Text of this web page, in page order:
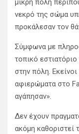
μικρή πόλη
νεκρό της σώμα
προκάλεσαν τον
Σύμφωνα με
τοπικό
στην πόλη.
αφιερώματα στο
αγάπησαν».
Δεν έχουν
ακόμη καθοριστεί